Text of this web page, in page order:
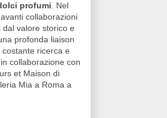
profumi. Nel
collaborazioni
valore storico e
profonda liaison
ricerca e
collaborazione con
et Maison di
Mia a Roma a